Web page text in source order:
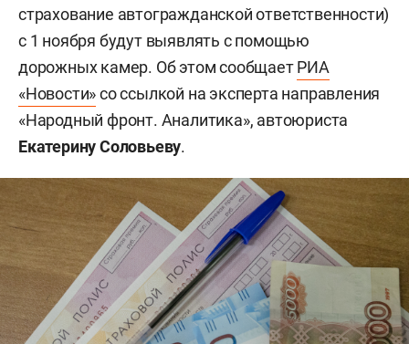
страхование автогражданской ответственности)
с 1 ноября будут выявлять с помощью
дорожных камер. Об этом сообщаетРИА
«Новости»со ссылкой на эксперта направления
«Народный фронт. Аналитика», автоюриста
Екатерину Соловьеву.